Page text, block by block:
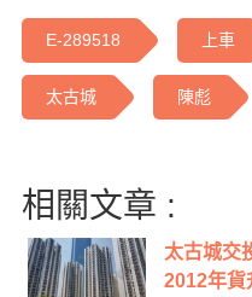
E-289518 上車
太古城 陳彪
相關文章 :
太古城交
2012年貨